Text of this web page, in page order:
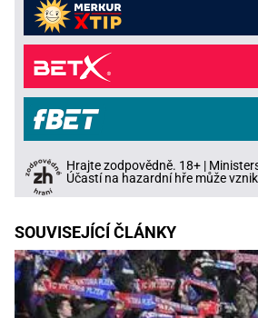
Hrajte zodpovědně. 18+ |
Účastí na hazardní hře může
SOUVISEJÍCÍ ČLÁNKY